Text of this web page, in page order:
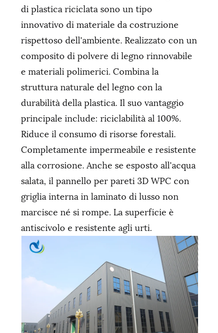
di plastica riciclata sono un tipo
innovativo di materiale da costruzione
rispettoso dell'ambiente. Realizzato con un
composito di polvere di legno rinnovabile
e materiali polimerici. Combina la
struttura naturale del legno con la
durabilità della plastica. Il suo vantaggio
principale include: riciclabilità al 100%.
Riduce il consumo di risorse forestali.
Completamente impermeabile e resistente
alla corrosione. Anche se esposto all'acqua
salata, il pannello per pareti 3D WPC con
griglia interna in laminato di lusso non
marcisce né si rompe. La superficie è
antiscivolo e resistente agli urti.